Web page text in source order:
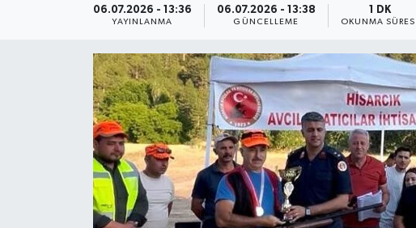
06.07.2026 - 13:36
YAYINLANMA
06.07.2026 - 13:38
GÜNCELLEME
1 DK
OKUNMA SÜRESI
Eleman
Gündem
Haber İlanlar
Kültür-Sanat
Haber Arşivi